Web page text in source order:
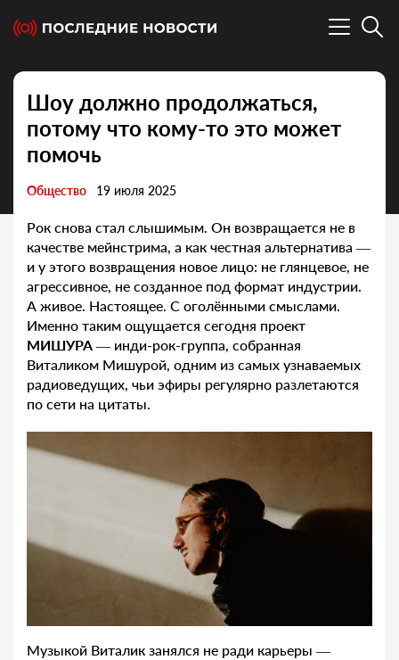
Шоу должно продолжаться,
потому что кому-то это может
помочь
Общество 19 июля 2025
Рок снова стал слышимым. Он возвращается не в
качестве мейнстрима, а как честная альтернатива —
и у этого возвращения новое лицо: не глянцевое, не
агрессивное, не созданное под формат индустрии.
А живое. Настоящее. С оголёнными смыслами.
Именно таким ощущается сегодня проект
МИШУРА — инди-рок-группа, собранная
Виталиком Мишурой, одним из самых узнаваемых
радиоведущих, чьи эфиры регулярно разлетаются
по сети на цитаты.
Музыкой Виталик занялся не ради карьеры —